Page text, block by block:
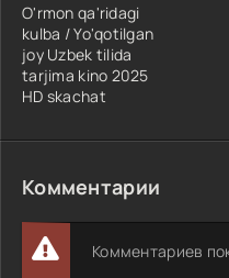
O'rmon qa'ridagi
kulba / Yo'qotilgan
joy Uzbek tilida
tarjima kino 2025
HD skachat
Комментарии
Комментариев